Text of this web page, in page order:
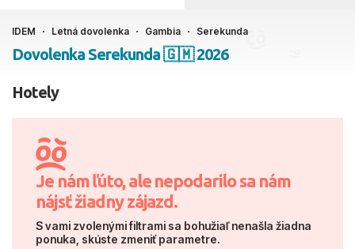
Ako cestujete?
2 dospelí, 0 deti
IDEM Letná dovolenka Gambia Serekunda
Dovolenka Serekunda 🇬🇲 2026
Hotely
Je nám ľúto, ale nepodarilo sa nám
nájsť žiadny zájazd.
S vami zvolenými filtrami sa bohužiaľ nenašla žiadna
ponuka, skúste zmeniť parametre.